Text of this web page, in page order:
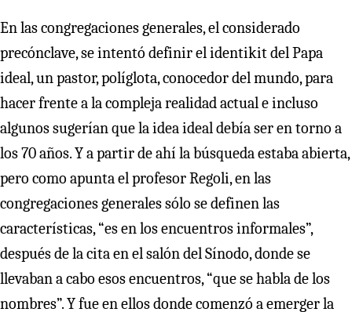
En las congregaciones generales, el considerado
precónclave, se intentó definir el identikit del Papa
ideal, un pastor, políglota, conocedor del mundo, para
hacer frente a la compleja realidad actual e incluso
algunos sugerían que la idea ideal debía ser en torno a
los 70 años. Y a partir de ahí la búsqueda estaba abierta,
pero como apunta el profesor Regoli, en las
congregaciones generales sólo se definen las
características, “es en los encuentros informales”,
después de la cita en el salón del Sínodo, donde se
llevaban a cabo esos encuentros, “que se habla de los
nombres”. Y fue en ellos donde comenzó a emerger la